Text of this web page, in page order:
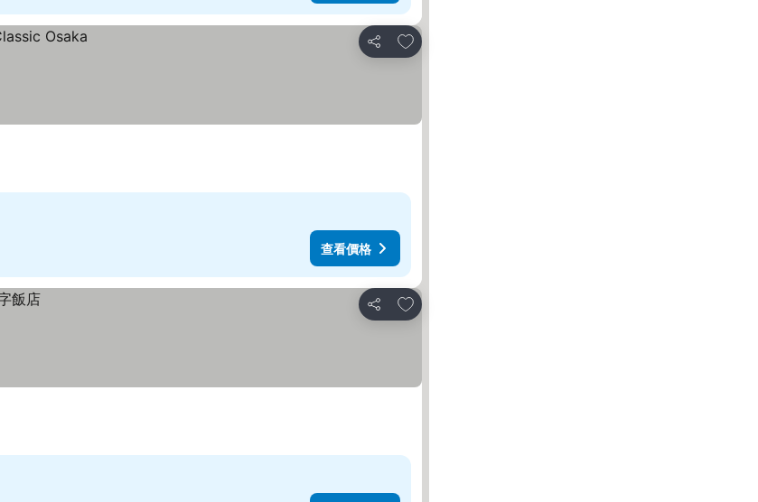
分享
加入我的最愛
查看價格
分享
加入我的最愛